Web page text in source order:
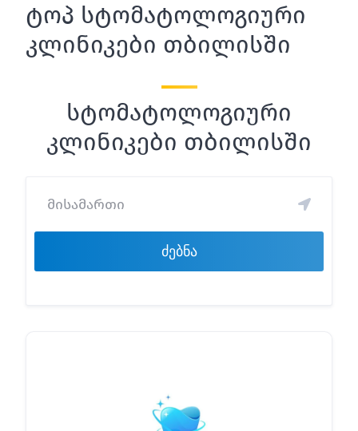
ტოპ სტომატოლოგიური
კლინიკები თბილისში
სტომატოლოგიური
კლინიკები თბილისში
ძებნა